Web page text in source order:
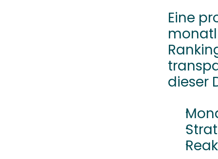
Eine
dieser